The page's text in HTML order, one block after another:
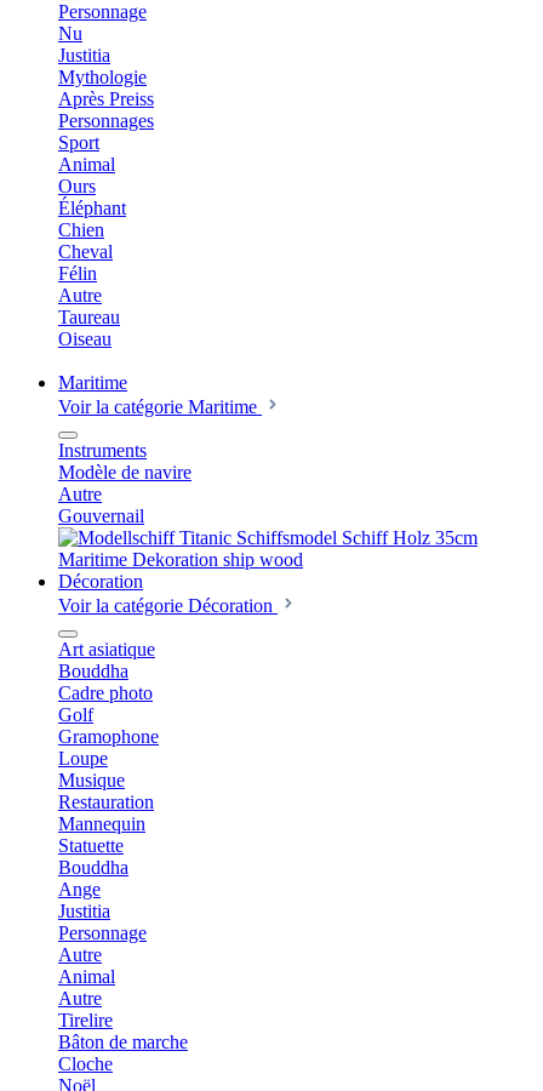
Personnage
Nu
Justitia
Mythologie
Après Preiss
Personnages
Sport
Animal
Ours
Éléphant
Chien
Cheval
Félin
Autre
Taureau
Oiseau
Maritime
Voir la catégorie Maritime
Instruments
Modèle de navire
Autre
Gouvernail
Décoration
Voir la catégorie Décoration
Art asiatique
Bouddha
Cadre photo
Golf
Gramophone
Loupe
Musique
Restauration
Mannequin
Statuette
Bouddha
Ange
Justitia
Personnage
Autre
Animal
Autre
Tirelire
Bâton de marche
Cloche
Noël